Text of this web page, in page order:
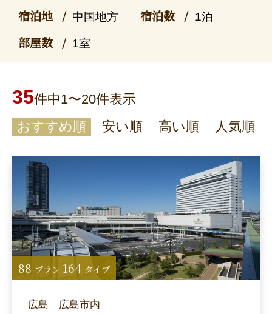
宿泊地 中国地方 宿泊数 1泊
部屋数 1室
35件中1〜20件表示
おすすめ順
安い順 高い順 人気順
広島 広島市内
88 プラン 164 タイプ